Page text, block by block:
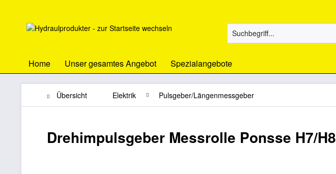
Home Unser gesamtes Angebot Spezialangebote
Übersicht Elektrik Pulsgeber/Längenmessgeber
Drehimpulsgeber Messrolle Ponsse H7/H8